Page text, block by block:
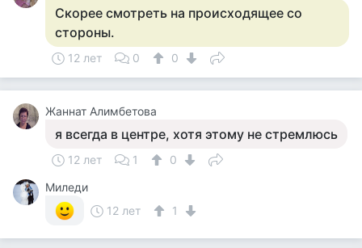
Скорее смотреть на происходящее со
стороны.
12 лет 0 0
Жаннат Алимбетова
я всегда в центре, хотя этому не стремлюсь
12 лет 1
0
Миледи
12 лет
1